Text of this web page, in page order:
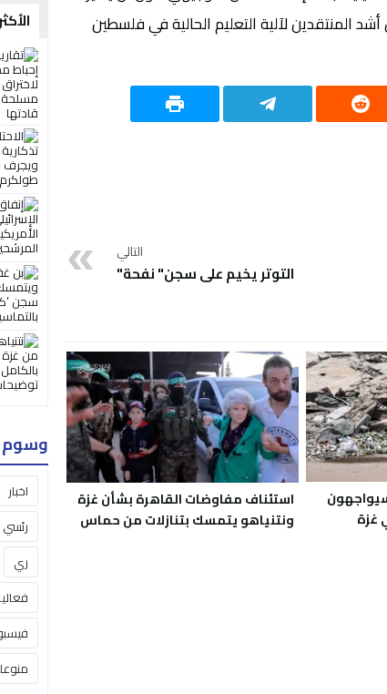
المنتقدين لآلية التعليم الحالية في فلسطين
التالي
التوتر يخيم على سجن" نفحة"
345 ألفاً سيواجهون
غزة
استئناف مفاوضات القاهرة بشأن غزة
ونتنياهو يتمسك بتنازلات من حماس
وسوم
اخبار
رئسي
ري